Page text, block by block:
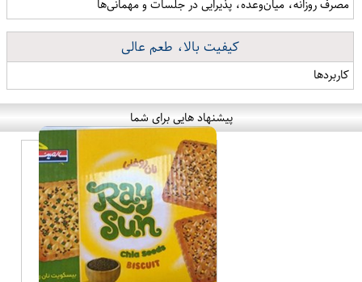
مصرف روزانه، میان‌وعده، پذیرایی در جلسات و مهمانی‌ها
کیفیت بالا، طعم عالی
کاربردها
پیشنهاد هایی برای شما